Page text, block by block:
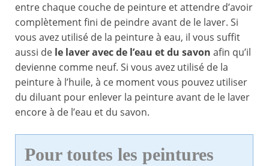
entre chaque couche de peinture et attendre d’avoir
complètement fini de peindre avant de le laver. Si
vous avez utilisé de la peinture à eau, il vous suffit
aussi de le laver avec de l’eau et du savon afin qu’il
devienne comme neuf. Si vous avez utilisé de la
peinture à l’huile, à ce moment vous pouvez utiliser
du diluant pour enlever la peinture avant de le laver
encore à de l’eau et du savon.
Pour toutes les peintures